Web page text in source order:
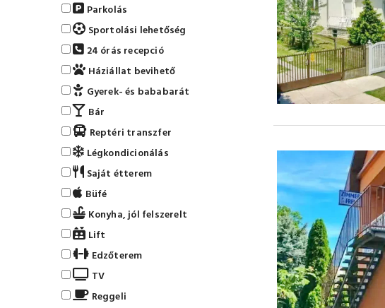
Parkolás
Sportolási lehetőség
24 órás recepció
Háziállat bevihető
Gyerek- és bababarát
Bár
Reptéri transzfer
Légkondicionálás
Saját étterem
Büfé
Konyha, jól felszerelt
Lift
Edzőterem
TV
Reggeli